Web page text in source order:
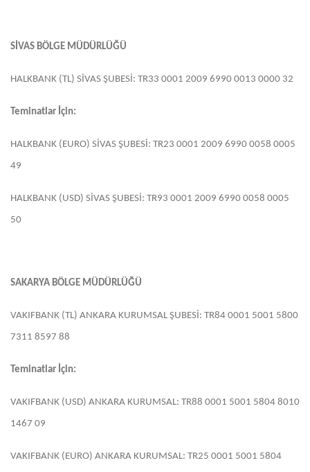
SİVAS BÖLGE MÜDÜRLÜĞÜ
HALKBANK (TL) SİVAS ŞUBESİ: TR33 0001 2009 6990 0013 0000 32
Teminatlar İçin:
HALKBANK (EURO) SİVAS ŞUBESİ: TR23 0001 2009 6990 0058 0005
49
HALKBANK (USD) SİVAS ŞUBESİ: TR93 0001 2009 6990 0058 0005
50
SAKARYA BÖLGE MÜDÜRLÜĞÜ
VAKIFBANK (TL) ANKARA KURUMSAL ŞUBESİ: TR84 0001 5001 5800
7311 8597 88
Teminatlar İçin:
VAKIFBANK (USD) ANKARA KURUMSAL: TR88 0001 5001 5804 8010
1467 09
VAKIFBANK (EURO) ANKARA KURUMSAL: TR25 0001 5001 5804